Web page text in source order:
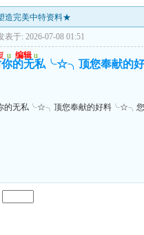
造完美中特资料★
表于: 2026-07-08 01:51
u 编辑 u
你的无私╰☆╮顶您奉献
的无私╰☆╮顶您奉献的好料